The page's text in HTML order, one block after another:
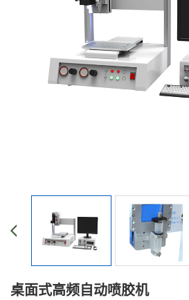
桌面式高频自动喷胶机